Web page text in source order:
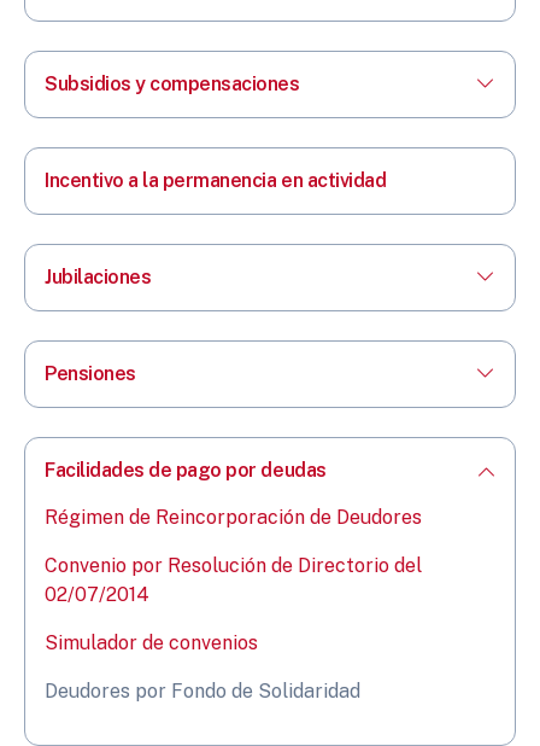
Subsidios y compensaciones
Incentivo a la permanencia en actividad
Jubilaciones
Pensiones
Facilidades de pago por deudas
Régimen de Reincorporación de Deudores
Convenio por Resolución de Directorio del
02/07/2014
Simulador de convenios
Deudores por Fondo de Solidaridad